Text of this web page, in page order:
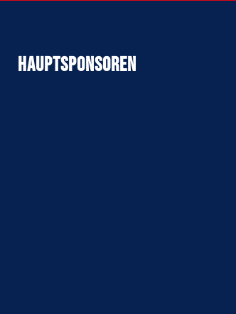
Hauptsponsoren